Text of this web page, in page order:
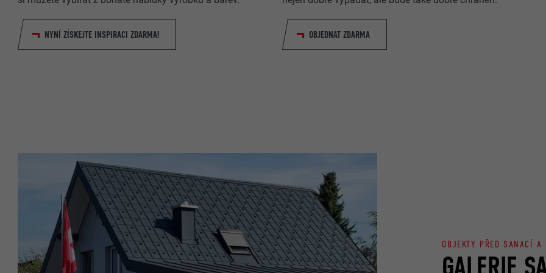
NYNÍ ZÍSKEJTE INSPIRACI ZDARMA! OBJEDNAT ZDARMA
OBJEKTY PŘED SANACÍ